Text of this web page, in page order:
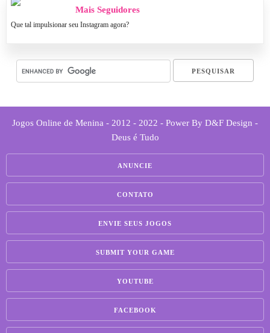
Mais Seguidores
Que tal impulsionar seu Instagram agora?
Jogos Online de Menina - 2012 - 2022 - Power By D&F Design -
Deus é Tudo
ANUNCIE
CONTATO
ENVIE SEUS JOGOS
SUBMIT YOUR GAME
YOUTUBE
FACEBOOK